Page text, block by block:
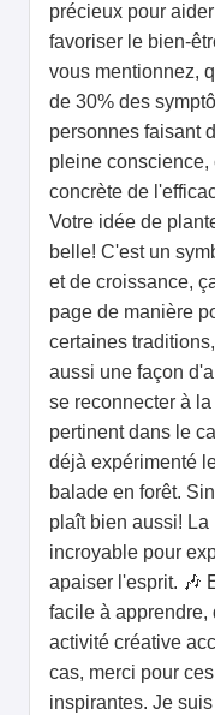
précieux pour
favoriser le bien-
vous mentionnez,
de 30% des
personnes faisant
pleine conscience,
concrète de
Votre idée de
belle! C'est un
et de croissance,
page de manière
certaines
aussi une façon
se reconnecter à
pertinent dans le
déjà expérimenté
balade en forêt.
plaît bien aussi!
incroyable pour
apaiser l'esprit. 🎶
facile à apprendre,
activité créative
cas, merci pour
inspirantes. Je